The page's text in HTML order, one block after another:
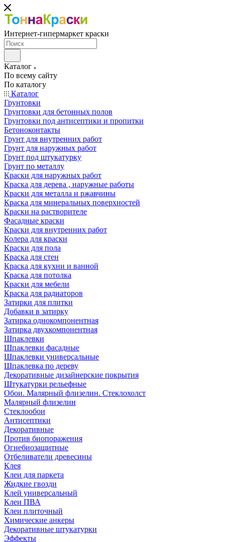
Интернет-гипермаркет краски
Каталог
По всему сайту
По каталогу
Каталог
Грунтовки
Грунтовки для бетонных полов
Грунтовки под антисептики и пропитки
Бетоноконтакты
Грунт для внутренних работ
Грунт для наружных работ
Грунт под штукатурку
Грунт по металлу
Краски для наружных работ
Краска для дерева , наружные работы
Краски для металла и ржавчины
Краска для минеральных поверхностей
Краски на растворителе
Фасадные краски
Краски для внутренних работ
Колера для краски
Краски для пола
Краска для стен
Краска для кухни и ванной
Краска для потолка
Краски для мебели
Краска для радиаторов
Затирки для плитки
Добавки в затирку
Затирка однокомпонентная
Затирка двухкомпонентная
Шпаклевки
Шпаклевки фасадные
Шпаклевки универсальные
Шпаклевка по дереву
Декоративные дизайнерские покрытия
Штукатурки рельефные
Обои. Малярный флизелин. Стеклохолст
Малярный флизелин
Стеклообои
Антисептики
Декоративные
Против биопоражения
Огнебиозащитные
Отбеливатели древесины
Клея
Клеи для паркета
Жидкие гвозди
Клей универсальный
Клеи ПВА
Клеи плиточный
Химические анкеры
Декоративные штукатурки
Эффекты